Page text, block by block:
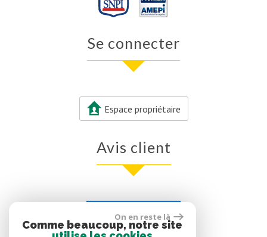
Se connecter
Espace propriétaire
Avis client
0 avis
On en reste là
Comme beaucoup, notre site